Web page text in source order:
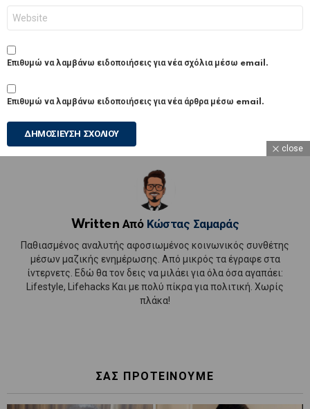
Επιθυμώ να λαμβάνω ειδοποιήσεις για νέα σχόλια μέσω email.
Επιθυμώ να λαμβάνω ειδοποιήσεις για νέα άρθρα μέσω email.
Written Από Κώστας Σαμαράς
Παθιασμένος αναλυτής αφοσιωμένος κοινωνικός συνθέτης
μέσων μαζικής ενημέρωσης. Από μικρός τα έγραφε στα
ίντερνετς. Εδώ θα τον δεις να μιλάει για όλα όσα αγαπάει:
Lifestyle, Lifehacks Και με πολύ πίκρα για πολιτική. Χωρίς
πλάκα!
ΣΑΣ ΠΡΟΤΕΙΝΟΥΜΕ
close